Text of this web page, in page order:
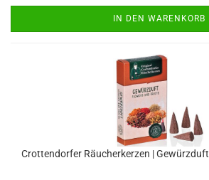
IN DEN WARENKORB
Crottendorfer Räucherkerzen | Gewürzduft